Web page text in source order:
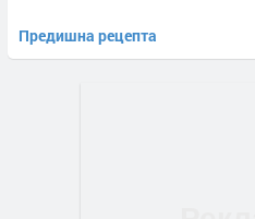
Предишна рецепта